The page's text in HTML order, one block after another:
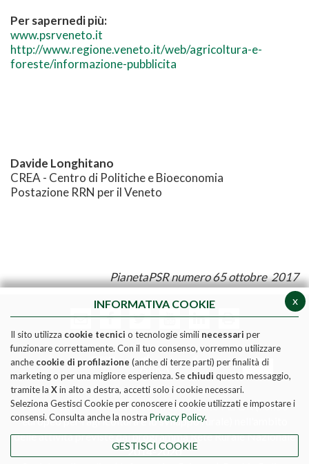
Per sapernedi più:
www.psrveneto.it
http://www.regione.veneto.it/web/agricoltura-e-
foreste/informazione-pubblicita
Davide Longhitano
CREA - Centro di Politiche e Bioeconomia
Postazione RRN per il Veneto
PianetaPSR numero 65 ottobre 2017
Pubblicazione realizzata con il contributo FEASR (Fondo
europeo per l'agricoltura e lo sviluppo rurale) nell'ambito
delle attività previste dal programma Rete Rurale Nazionale
2014-2020
x
INFORMATIVA COOKIE
Il sito utilizza cookie tecnici o tecnologie simili necessari per
funzionare correttamente. Con il tuo consenso, vorremmo utilizzare
anche cookie di profilazione (anche di terze parti) per finalità di
marketing o per una migliore esperienza. Se chiudi questo messaggio,
tramite la Xin alto a destra, accetti solo i cookie necessari.
Seleziona Gestisci Cookie per conoscere i cookie utilizzati e impostare i
consensi. Consulta anche la nostra Privacy Policy.
GESTISCI COOKIE